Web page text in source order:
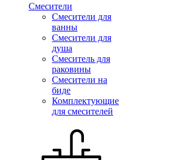
Смесители
Смесители для
ванны
Смесители для
душа
Смеситель для
раковины
Смесители на
биде
Комплектующие
для смесителей